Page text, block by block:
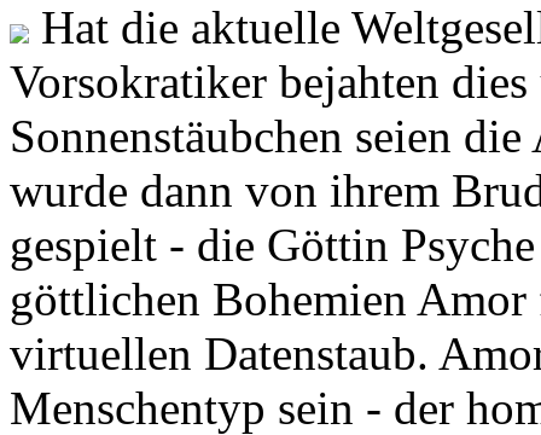
Hat die aktuelle
Vorsokratiker bejahten
Sonnenstäubchen seien
wurde dann von ihrem
gespielt - die Göttin
göttlichen Bohemien
virtuellen Datenstaub.
Menschentyp sein - der